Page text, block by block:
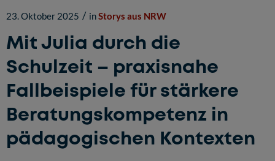
Mit Julia durch die
Schulzeit – praxisnahe
Fallbeispiele für stärkere
Beratungskompetenz in
pädagogischen Kontexten
23. Oktober 2025 / inStorys aus NRW